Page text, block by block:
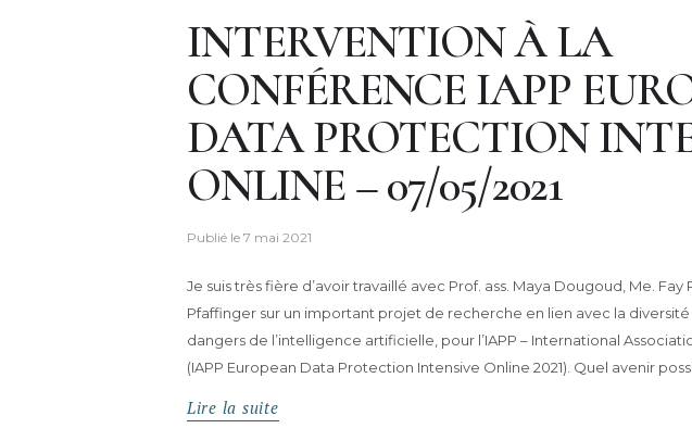
INTERVENTION À LA
CONFÉRENCE IAPP
DATA PROTECTION
ONLINE – 07/05/2021
Publié le 7 mai 2021
Je suis très fière d’avoir travaillé avec Prof. ass. Maya Dougoud, Me. Fay
Pfaffinger sur un important projet de recherche en lien avec la diversité
dangers de l’intelligence artificielle, pour l’IAPP – International
(IAPP European Data Protection Intensive Online 2021). Quel avenir
Lire la suite